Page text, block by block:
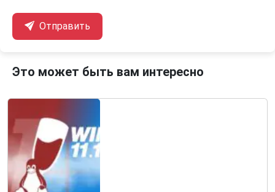
Отправить
Это может быть вам интересно